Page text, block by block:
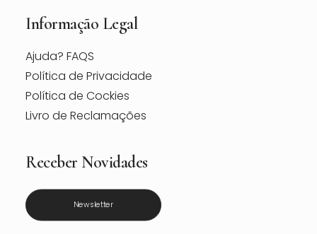
Informação Legal
Ajuda? FAQS
Política de Privacidade
Política de Cockies
Livro de Reclamações
Receber Novidades
Newsletter